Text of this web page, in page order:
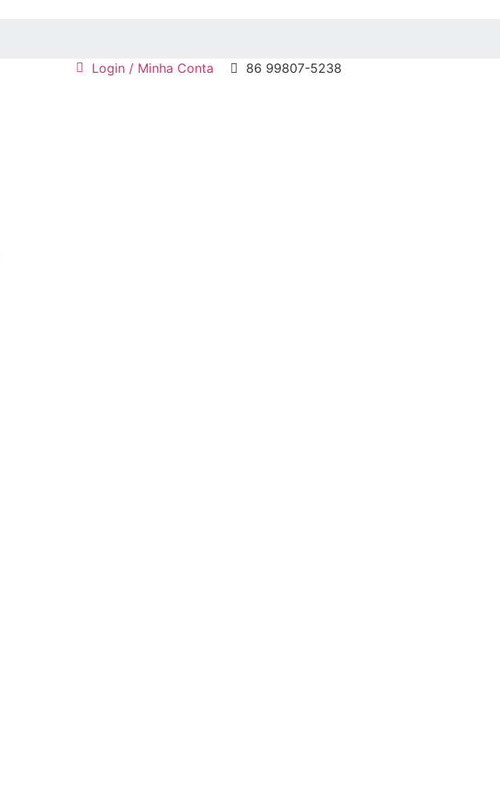
Login / Minha Conta 86 99807-5238